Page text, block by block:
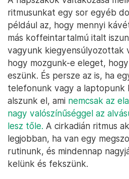
ritmusunkat egy sor egyéb
például az, hogy mennyi
más koffeintartalmú italt
vagyunk kiegyensúlyozottak
hogy mozgunk-e eleget,
eszünk. És persze az is, ha
telefonunk vagy a laptopunk
alszunk el, ami nemcsak az
nagy valószínűséggel az
lesz tőle. A cirkadián ritmus
legjobban, ha van egy
rutinunk, és mindennap
kelünk és fekszünk.